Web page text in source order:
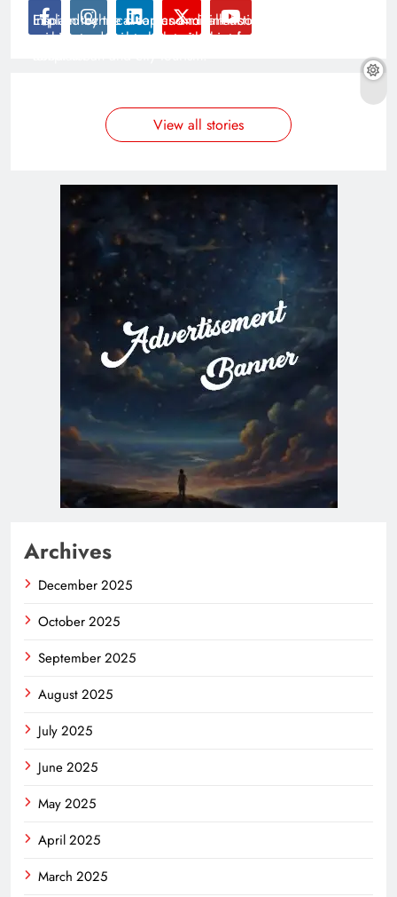
Inspired by the clean and minimalistic look of modern
architecture, this template is great for creating stories
Explain technical topics and talk about the latest in
science and technology with this clean and futuristic
View all stories
Archives
December 2025
October 2025
September 2025
August 2025
July 2025
June 2025
May 2025
April 2025
March 2025